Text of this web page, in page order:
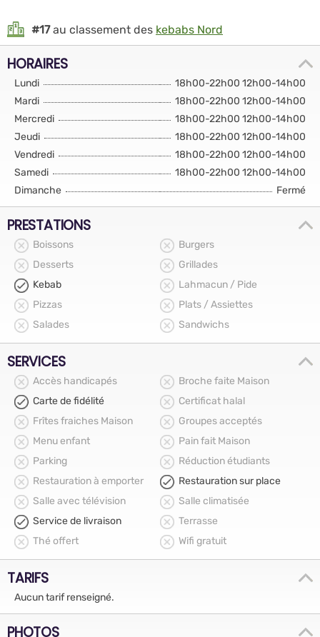
#17au classement des kebabs Nord
HORAIRES
Lundi
18h00-22h00 12h00-14h00
Mardi
18h00-22h00 12h00-14h00
Mercredi
18h00-22h00 12h00-14h00
Jeudi
18h00-22h00 12h00-14h00
Vendredi
18h00-22h00 12h00-14h00
Samedi
18h00-22h00 12h00-14h00
Dimanche
Fermé
PRESTATIONS
Boissons
Burgers
Desserts
Grillades
Kebab
Lahmacun / Pide
Pizzas
Plats / Assiettes
Salades
Sandwichs
SERVICES
Accès handicapés
Broche faite Maison
Carte de fidélité
Certificat halal
Frîtes fraiches Maison
Groupes acceptés
Menu enfant
Pain fait Maison
Parking
Réduction étudiants
Restauration à emporter
Restauration sur place
Salle avec télévision
Salle climatisée
Service de livraison
Terrasse
Thé offert
Wifi gratuit
TARIFS
Aucun tarif renseigné.
PHOTOS